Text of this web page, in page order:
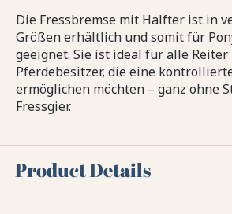
Die Fressbremse mit Halfter ist in
Größen erhältlich und somit für
geeignet. Sie ist ideal für alle Reiter
Pferdebesitzer, die eine
ermöglichen möchten – ganz ohne
Fressgier.
Product Details